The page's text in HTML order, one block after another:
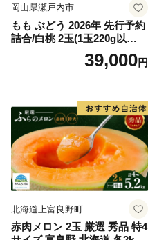
岡山県瀬戸内市
もも ぶどう 2026年 先行予約
詰合/白桃 2玉(1玉220g以
上)・シャインマスカット 晴
39,000円
北海道上富良野町
赤肉メロン 2玉 厳選 秀品 特4